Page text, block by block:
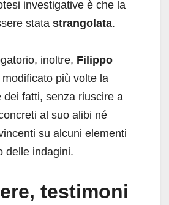
investigative è che la
stata strangolata.
inoltre, Filippo
più volte la
dei fatti, senza riuscire a
al suo alibi né
su alcuni elementi
delle indagini.
testimoni